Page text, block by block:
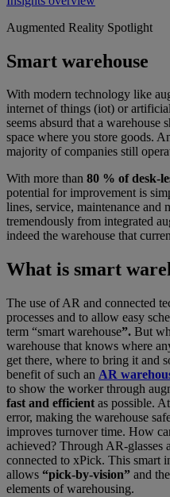
Augmented Reality Spotlight
Smart warehouse
With modern technology like
internet of things (iot) or
seems absurd that a warehouse
space where you store goods.
majority of companies still
With more than 80 % of desk-
potential for improvement is
lines, service, maintenance and
tremendously from integrated
indeed the warehouse that
What is smart
The use of AR and connected
processes and to allow easy
term “smart warehouse”. But
warehouse that knows where
get there, where to bring it and
benefit of such an AR
to show the worker through
fast and efficient as possible.
error, making the warehouse
improves turnover time. How
achieved? Through AR-glasses
connected to xPick. This smart
allows “pick-by-vision” and
elements of warehousing.